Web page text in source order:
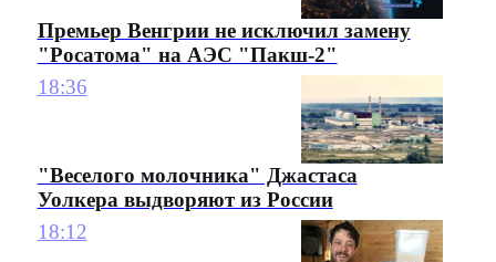
Премьер Венгрии не исключил замену
"Росатома" на АЭС "Пакш-2"
18:36
"Веселого молочника" Джастаса
Уолкера выдворяют из России
18:12